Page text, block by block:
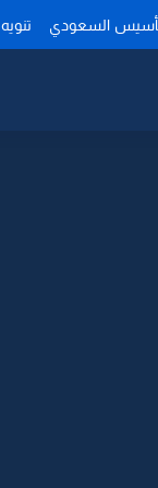
السعودي تنويه